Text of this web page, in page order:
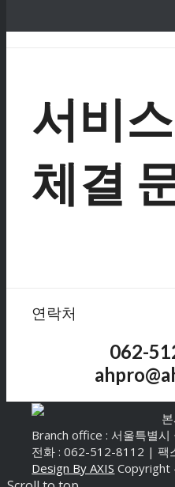
서비
체결
연락처
062-
Branch office : 서울특별
전화 : 062-512-8112 | 팩
Design By AXIS Copyright